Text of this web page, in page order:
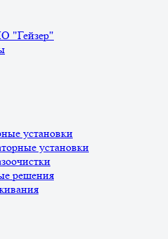
"Гейзер"
установки
установки
решения